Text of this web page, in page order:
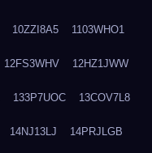
10ZZI8A5 1103WHO1
12FS3WHV 12HZ1JWW
133P7UOC 13COV7L8
14NJ13LJ 14PRJLGB